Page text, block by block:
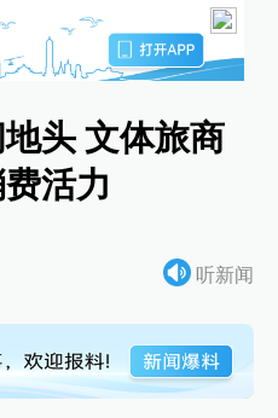
头 文体旅商
活力
听新闻